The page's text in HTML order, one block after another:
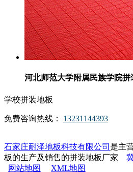
河北师范大学附属民族学院拼
学校拼装地板
免费咨询热线： 13231144393
石家庄耐泽地板科技有限公司 是主
板的生产及销售的拼装地板厂家
网站地图
XML地图